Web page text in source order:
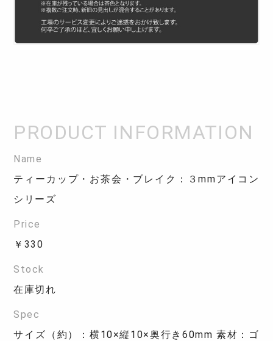
Name
ティーカップ・お茶会・ブレイク：３mmアイコン
シリーズ
Price
￥330
Stock
在庫切れ
Spec
サイズ（約）：横10×縦10×奥行き60mm 素材：ゴ